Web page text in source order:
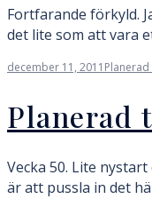
Fortfarande förkyld.
det lite som att vara
december 11, 2011
Planerad
Vecka 50. Lite
är att pussla in det